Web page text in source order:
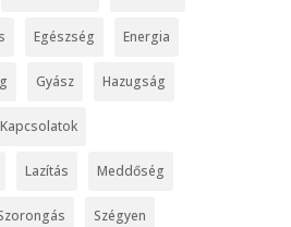
Egészség Energia
Gyász Hazugság
Kapcsolatok
Lazítás Meddőség
Szégyen